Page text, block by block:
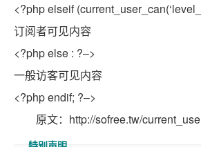
<?phpelseif
订阅者可见内容
<?phpelse : ?–>
一般访客可见内容
<?phpendif; ?–>
原文：http://sofree.tw/